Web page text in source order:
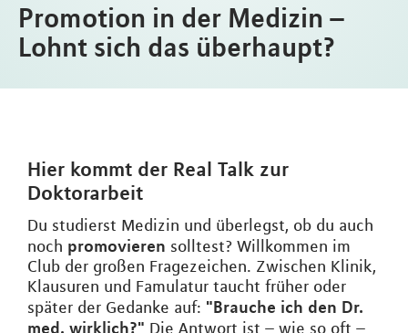
Promotion in der Medizin –
Lohnt sich das überhaupt?
Hier kommt der Real Talk zur
Doktorarbeit
Du studierst Medizin und überlegst, ob du auch
noch promovieren solltest? Willkommen im
Club der großen Fragezeichen. Zwischen Klinik,
Klausuren und Famulatur taucht früher oder
später der Gedanke auf: "Brauche ich den Dr.
med. wirklich?" Die Antwort ist – wie so oft –